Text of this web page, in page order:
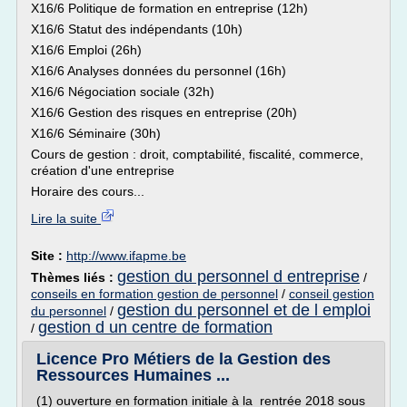
X16/6 Politique de formation en entreprise (12h)
X16/6 Statut des indépendants (10h)
X16/6 Emploi (26h)
X16/6 Analyses données du personnel (16h)
X16/6 Négociation sociale (32h)
X16/6 Gestion des risques en entreprise (20h)
X16/6 Séminaire (30h)
Cours de gestion : droit, comptabilité, fiscalité, commerce,
création d'une entreprise
Horaire des cours...
Lire la suite
Site : http://www.ifapme.be
Thèmes liés : gestion du personnel d entreprise /
conseils en formation gestion de personnel / conseil gestion
du personnel / gestion du personnel et de l emploi
/ gestion d un centre de formation
Licence Pro Métiers de la Gestion des
Ressources Humaines ...
(1) ouverture en formation initiale à la rentrée 2018 sous